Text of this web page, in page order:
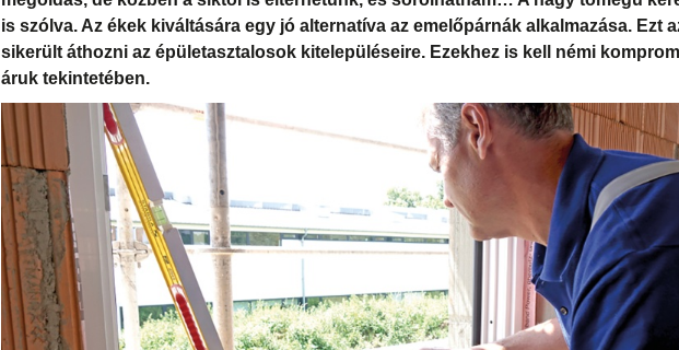
is szólva. Az ékek kiváltására egy jó alternatíva az emelőpárnák alkalmazása. Ezt
sikerült áthozni az épületasztalosok kitelepüléseire. Ezekhez is kell némi
áruk tekintetében.